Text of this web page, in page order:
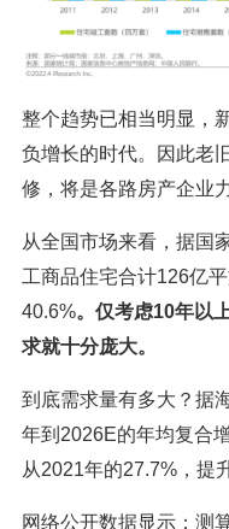
整个趋势已相当明显，
负增长的时代。因此老
修，将是各路房产企业
从全国市场来看，据国
工商品住宅合计126亿
40.6%。仅考虑10年以
求就十分庞大。
到底需求量有多大？据
年到2026E的年均复合
从2021年的27.7%，提
网络公开数据显示：测